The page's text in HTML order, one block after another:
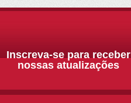
Inscreva-se para receber
nossas atualizações